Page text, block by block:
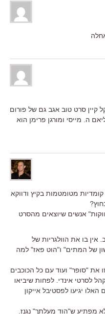
קיין סרט טוב אגב גם של פורום
ה. מייסי ומורגן פרימן הוא
מטומטמות בקיץ ודווקא
אנשים שיוצאים מהסרט
אין בו את הוולגריות של
של המתים" ו"הוט פאז" למה
את "סופר" ועוד עם כל הכוכבים
לסרטי אינדי. לפחות שיביאו
יגיעו לפסטיבל אייקון
מפתיע ש"הוד מעלתך" נגנז.